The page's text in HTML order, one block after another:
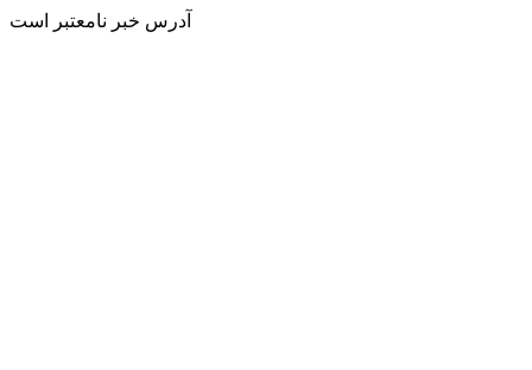
آدرس خبر نامعتبر است